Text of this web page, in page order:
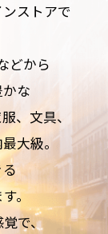
ンストアで
どから
な
、文具、
大級。
。
で、